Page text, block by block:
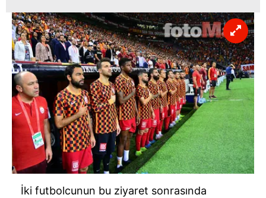
İki futbolcunun bu ziyaret sonrasında